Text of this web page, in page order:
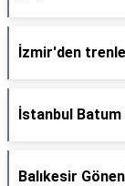
İzmir'den
İstanbul
Balıkesir